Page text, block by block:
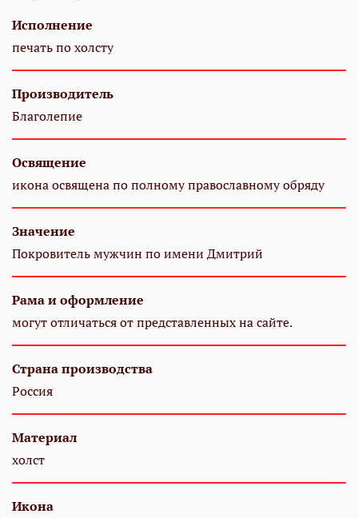
Исполнение
печать по холсту
Производитель
Благолепие
Освящение
икона освящена по полному православному обряду
Значение
Покровитель мужчин по имени Дмитрий
Рама и оформление
могут отличаться от представленных на сайте.
Страна производства
Россия
Материал
холст
Икона